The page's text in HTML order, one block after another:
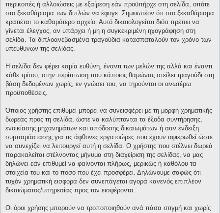
περικοπές ή αλλοιώσεις με εξαίρεση εάν προϋπήρχε στη σελίδα, οπότε
στο ξεκαθάρισμα των διπλών να έφυγε. Σημειωτέον ότι στο ξεκαθάρισμα
κρατιέται το καθαρότερο αρχείο. Αυτό δικαιολογείται διότι πρέπει να
γίνεται έλεγχος, αν υπάρχει ή μη η συγκεκριμένη ηχογράφηση στη
σελίδα. Τα διπλοανεβασμένα τραγούδια κατασπαταλούν τον χρόνο των
υπεύθυνων της σελίδας.
Η σελίδα δεν φέρει καμία ευθύνη, έναντι των μελών της αλλά και έναντι
κάθε τρίτου, στην περίπτωση που κάποιος θαμώνας στείλει τραγούδι στη
βάση δεδομένων χωρίς, εν γνώσει του, να τηρούνται οι ανωτέρω
προϋποθέσεις.
Όποιος χρήστης επιθυμεί μπορεί να συνεισφέρει με τη μορφή χρηματικής
δωρεάς προς τη σελίδα, ώστε να καλύπτονται τα έξοδα συντήρησης,
ενοικίασης μηχανημάτων και απόδοσης δικαιωμάτων ή σαν ένδειξη
συμπαράστασης για τις άφθονες εργατοώρες που έχουν αφιερωθεί ώστε
να συνεχίζει να λειτουργεί αυτή η σελίδα. Ο χρήστης που στέλνει δωρεά
παρακαλείται στέλνοντας μήνυμα στη διαχείριση της σελίδας, να μας
δηλώνει εάν επιθυμεί να φαίνονται πλήρως, μερικώς ή καθόλου τα
στοιχεία του και το ποσό που έχει προσφέρει. Δηλώνουμε σαφώς ότι
τυχόν χρηματική εισφορά δεν συνεπάγεται αγορά κανενός επιπλέον
δικαιώματος/υπηρεσίας προς τον εισφέροντα.
Οι όροι χρήσης μπορούν να τροποποιηθούν ανά πάσα στιγμή και χωρίς